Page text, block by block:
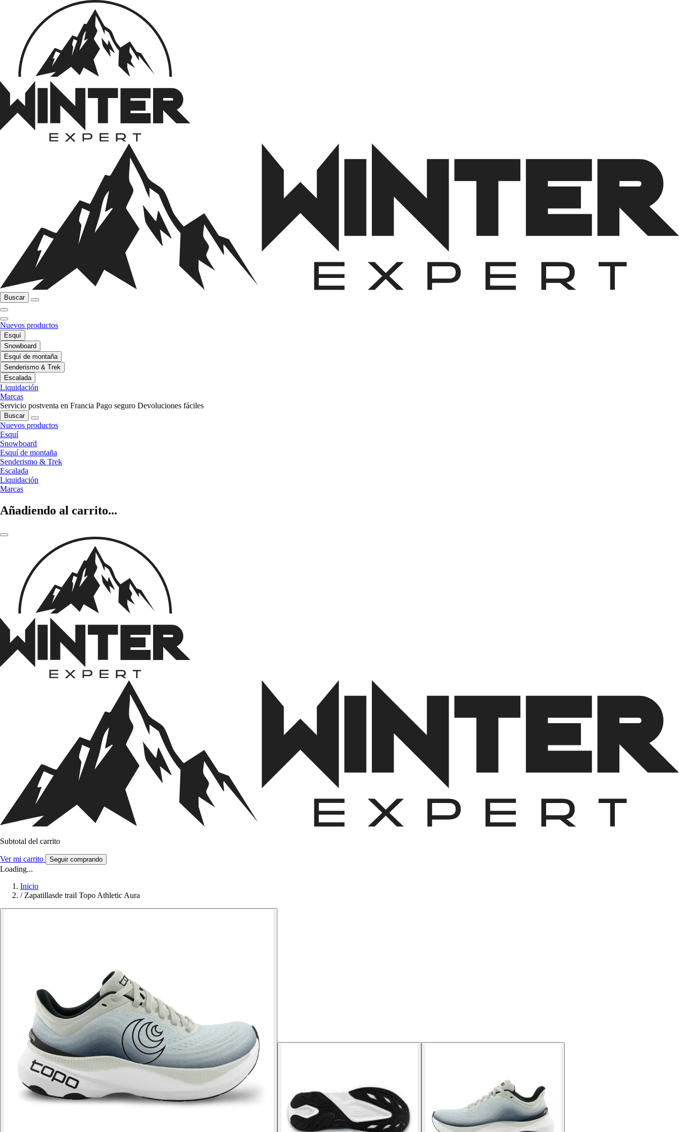
Buscar
Nuevos productos
Esquí
Snowboard
Esquí de montaña
Senderismo & Trek
Escalada
Liquidación
Marcas
Servicio postventa en Francia Pago seguro Devoluciones fáciles
Buscar
Nuevos productos
Esquí
Snowboard
Esquí de montaña
Senderismo & Trek
Escalada
Liquidación
Marcas
Añadiendo al carrito...
Subtotal del carrito
Ver mi carrito Seguir comprando
Loading...
Inicio
/ Zapatillasde trail Topo Athletic Aura